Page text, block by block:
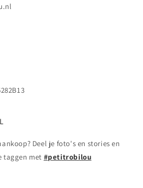
Deel je foto's en stories en
taggen met #petitrobilou